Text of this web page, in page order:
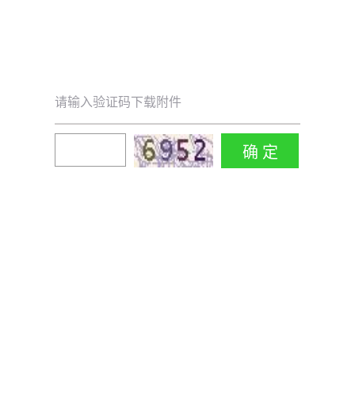
请输入验证码下载附件